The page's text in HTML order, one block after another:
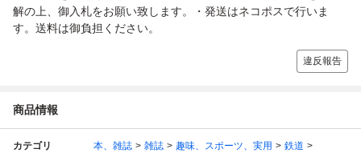
解の上、御入札をお願い致します。・発送はネコポスで行いま
す。送料は御負担ください。
違反報告
商品情報
カテゴリ 本、雑誌 雑誌 趣味、スポーツ、実用
鉄道